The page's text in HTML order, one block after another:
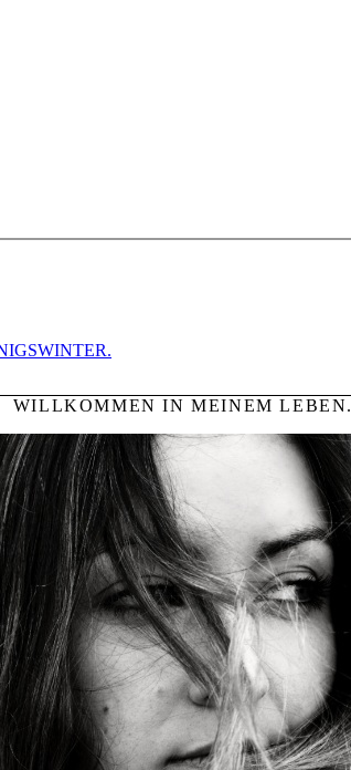
WILLKOMMEN IN MEINEM LEBEN.